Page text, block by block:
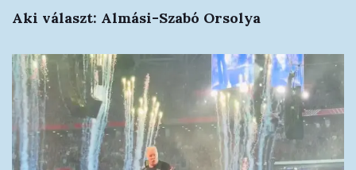
Aki választ: Almási-Szabó Orsolya